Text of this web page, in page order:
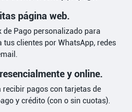
página web.
de Pago personalizado para
tus clientes por WhatsApp, redes
y online.
recibir pagos con tarjetas de
y crédito (con o sin cuotas).